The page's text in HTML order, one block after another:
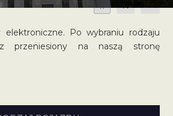
A A
elektroniczne. Po wybraniu rodzaju
przeniesiony na naszą stronę